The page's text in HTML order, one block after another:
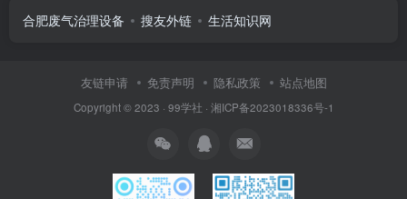
合肥废气治理设备 搜友外链 生活知识网
友链申请 免责声明 隐私政策 站点地图
Copyright © 2023 · 99学社 · 湘ICP备2023018336号-1